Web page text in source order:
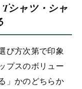
シャツ・シャ
び方次第で印象
プスのボリュー
」かのどちらか